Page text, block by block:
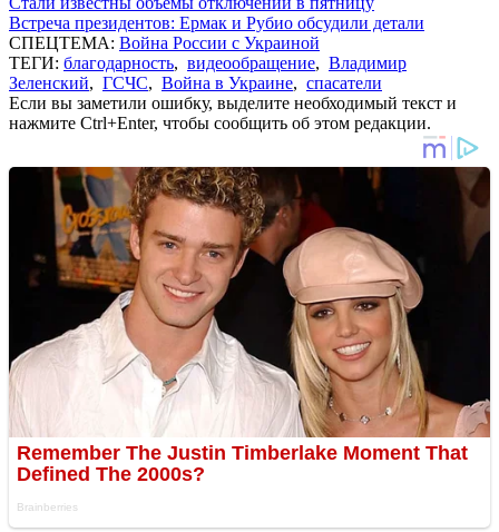
Встреча президентов: Ермак и Рубио обсудили детали
СПЕЦТЕМА: Война России с Украиной
ТЕГИ: благодарность, видеообращение, Владимир
Зеленский, ГСЧС, Война в Украине, спасатели
Если вы заметили ошибку, выделите необходимый текст и
нажмите Ctrl+Enter, чтобы сообщить об этом редакции.